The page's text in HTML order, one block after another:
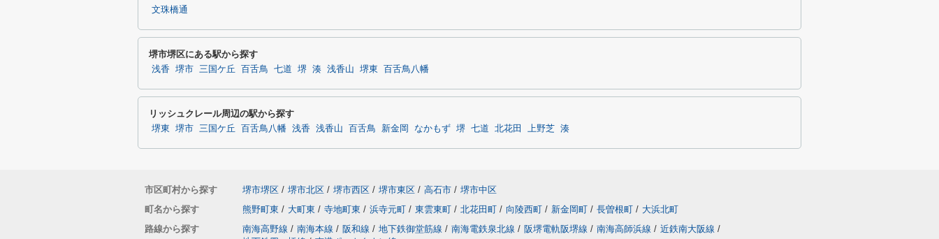
文珠橋通
堺市堺区にある駅から探す
浅香 堺市 三国ケ丘 百舌鳥 七道 堺 湊 浅香山 堺東 百舌鳥八幡
リッシュクレール周辺の駅から探す
堺東 堺市 三国ケ丘 百舌鳥八幡 浅香 浅香山 百舌鳥 新金岡 なかもず 堺 七道 北花田 上野芝 湊
市区町村から探す 堺市堺区 / 堺市北区 / 堺市西区 / 堺市東区 / 高石市 / 堺市中区
町名から探す
熊野町東 / 大町東 / 寺地町東 / 浜寺元町 / 東雲東町 / 北花田町 / 向陵西町 / 新金岡町 / 長曽根町 / 大浜北町
路線から探す
南海高野線 / 南海本線 / 阪和線 / 地下鉄御堂筋線 / 南海電鉄泉北線 / 阪堺電軌阪堺線 / 南海高師浜線 / 近鉄南大阪線 /